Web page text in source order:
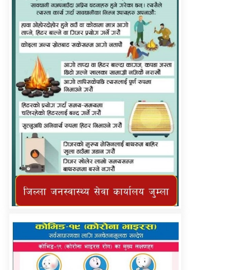
कर्णाली प्राविधि शिक्षालय जुम्लाको सुचना
तातोपानी गाउँपालिका जुम्लाको महिनावारी